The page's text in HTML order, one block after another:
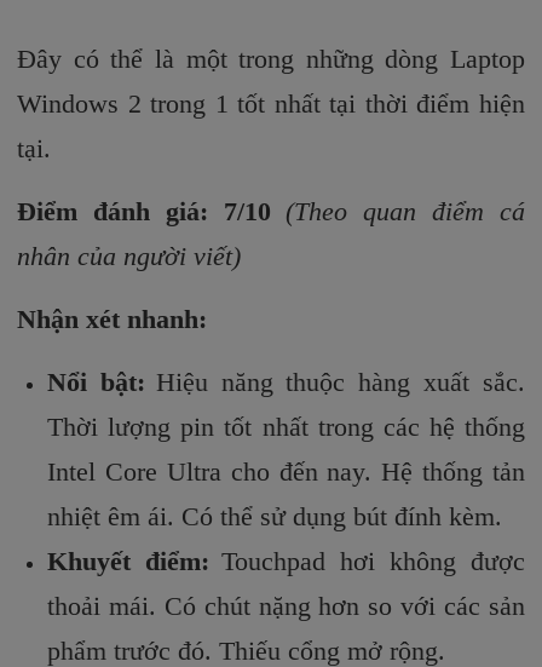
Đây có thể là một trong những dòng Laptop
Windows 2 trong 1 tốt nhất tại thời điểm hiện
tại.
Điểm đánh giá: 7/10 (Theo quan điểm cá
nhân của người viết)
Nhận xét nhanh:
Nổi bật: Hiệu năng thuộc hàng xuất sắc.
Thời lượng pin tốt nhất trong các hệ thống
Intel Core Ultra cho đến nay. Hệ thống tản
nhiệt êm ái. Có thể sử dụng bút đính kèm.
Khuyết điểm: Touchpad hơi không được
thoải mái. Có chút nặng hơn so với các sản
phẩm trước đó. Thiếu cổng mở rộng.